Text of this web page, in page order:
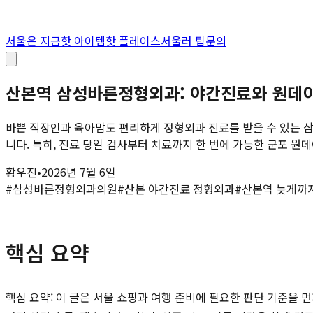
서울은 지금핫 아이템핫 플레이스서울러 팁문의
산본역 삼성바른정형외과: 야간진료와 원
바쁜 직장인과 육아맘도 편리하게 정형외과 진료를 받을 수 있는
니다. 특히, 진료 당일 검사부터 치료까지 한 번에 가능한 군포 원
황우진•2026년 7월 6일
#삼성바른정형외과의원#산본 야간진료 정형외과#산본역 늦게까
핵심 요약
핵심 요약: 이 글은 서울 쇼핑과 여행 준비에 필요한 판단 기준을